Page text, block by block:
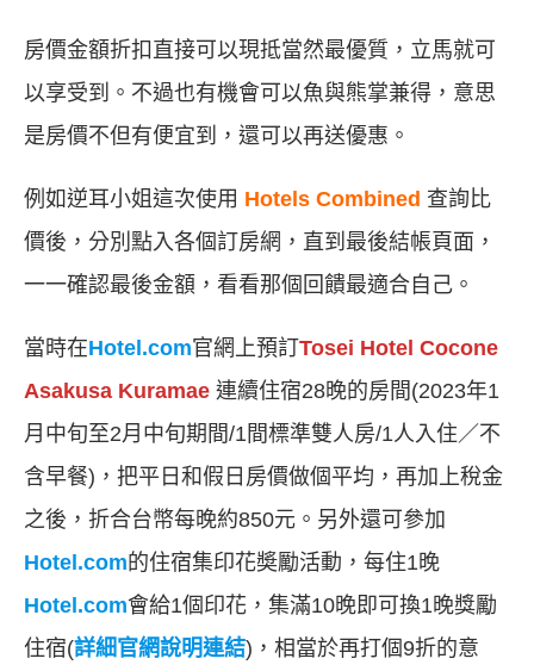
房價金額折扣直接可以現抵當然最優質，立馬就可
以享受到。不過也有機會可以魚與熊掌兼得，意思
是房價不但有便宜到，還可以再送優惠。
例如逆耳小姐這次使用 Hotels Combined 查詢比
價後，分別點入各個訂房網，直到最後結帳頁面，
一一確認最後金額，看看那個回饋最適合自己。
當時在Hotel.com官網上預訂Tosei Hotel Cocone
Asakusa Kuramae 連續住宿28晚的房間(2023年1
月中旬至2月中旬期間/1間標準雙人房/1人入住／不
含早餐)，把平日和假日房價做個平均，再加上稅金
之後，折合台幣每晚約850元。另外還可參加
Hotel.com的住宿集印花奬勵活動，每住1晚
Hotel.com會給1個印花，集滿10晚即可換1晚獎勵
住宿(詳細官網說明連結)，相當於再打個9折的意